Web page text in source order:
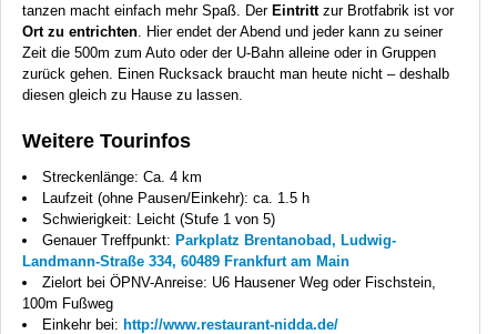
tanzen macht einfach mehr Spaß. Der Eintrittzur Brotfabrik ist vor
Ort zu entrichten . Hier endet der Abend und jeder kann zu seiner
Zeit die 500m zum Auto oder der U-Bahn alleine oder in Gruppen
zurück gehen. Einen Rucksack braucht man heute nicht – deshalb
diesen gleich zu Hause zu lassen.
Weitere Tourinfos
Streckenlänge: Ca. 4 km
Laufzeit (ohne Pausen/Einkehr): ca. 1.5 h
Schwierigkeit: Leicht (Stufe 1 von 5)
Genauer Treffpunkt: Parkplatz Brentanobad, Ludwig-
Landmann-Straße 334, 60489 Frankfurt am Main
Zielort bei ÖPNV-Anreise: U6 Hausener Weg oder Fischstein,
100m Fußweg
Einkehr bei: http://www.restaurant-nidda.de/